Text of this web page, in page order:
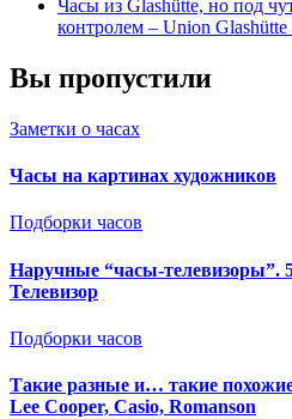
Часы из Glashütte, но под
контролем – Union Glashütte
Вы пропустили
Заметки о часах
Часы на картинах художников
Подборки часов
Наручные “часы-телевизоры”.
Телевизор
Подборки часов
Такие разные и… такие
Lee Cooper, Casio, Romanson